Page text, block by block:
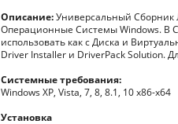
Описание:Универсальный Сборник
Операционные Системы Windows. В
использовать как с Диска и
Driver Installer и DriverPack Solution.
Системные требования:
Windows XP, Vista, 7, 8, 8.1, 10 x86-x64
Установка